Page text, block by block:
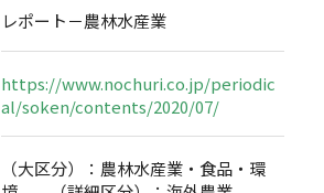
レポート－農林水産業
https://www.nochuri.co.jp/periodic
al/soken/contents/2020/07/
（大区分）：農林水産業・食品・環